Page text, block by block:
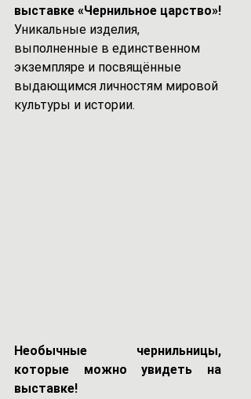
выставке «Чернильное царство»!
Уникальные изделия,
выполненные в единственном
экземпляре и посвящённые
выдающимся личностям мировой
культуры и истории.
Необычные чернильницы,
которые можно увидеть на
выставке!